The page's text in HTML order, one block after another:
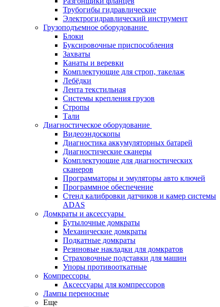
Трубогибы гидравлические
Электрогидравлический инструмент
Грузоподъемное оборудование
Блоки
Буксировочные приспособления
Захваты
Канаты и веревки
Комплектующие для строп, такелаж
Лебёдки
Лента текстильная
Системы крепления грузов
Стропы
Тали
Диагностическое оборудование
Видеоэндоскопы
Диагностика аккумуляторных батарей
Диагностические сканеры
Комплектующие для диагностических
сканеров
Программаторы и эмуляторы авто ключей
Программное обеспечение
Стенд калибровки датчиков и камер системы
ADAS
Домкраты и аксессуары
Бутылочные домкраты
Механические домкраты
Подкатные домкраты
Резиновые накладки для домкратов
Страховочные подставки для машин
Упоры противооткатные
Компрессоры
Аксессуары для компрессоров
Лампы переносные
Еще